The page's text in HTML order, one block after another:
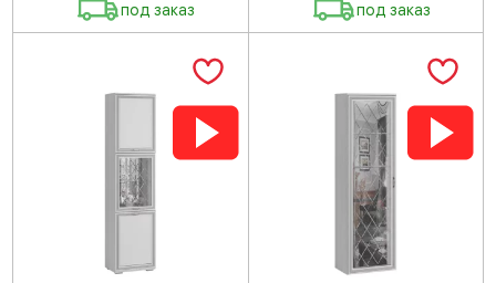
под заказ под заказ